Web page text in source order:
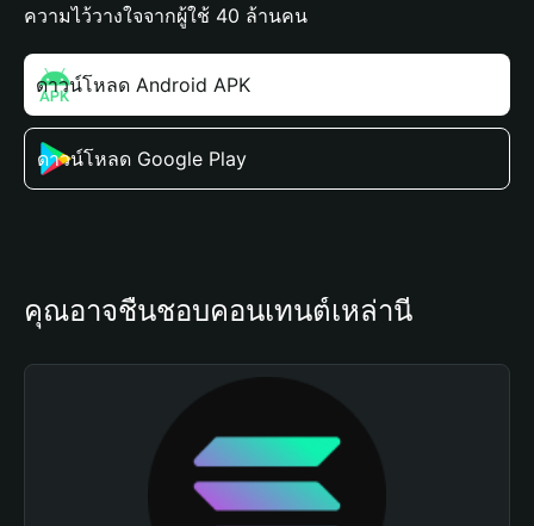
ความไว้วางใจจากผู้ใช้ 40 ล้านคน
ดาวน์โหลด Android APK
ดาวน์โหลด Google Play
คุณอาจชื่นชอบคอนเทนต์เหล่านี้